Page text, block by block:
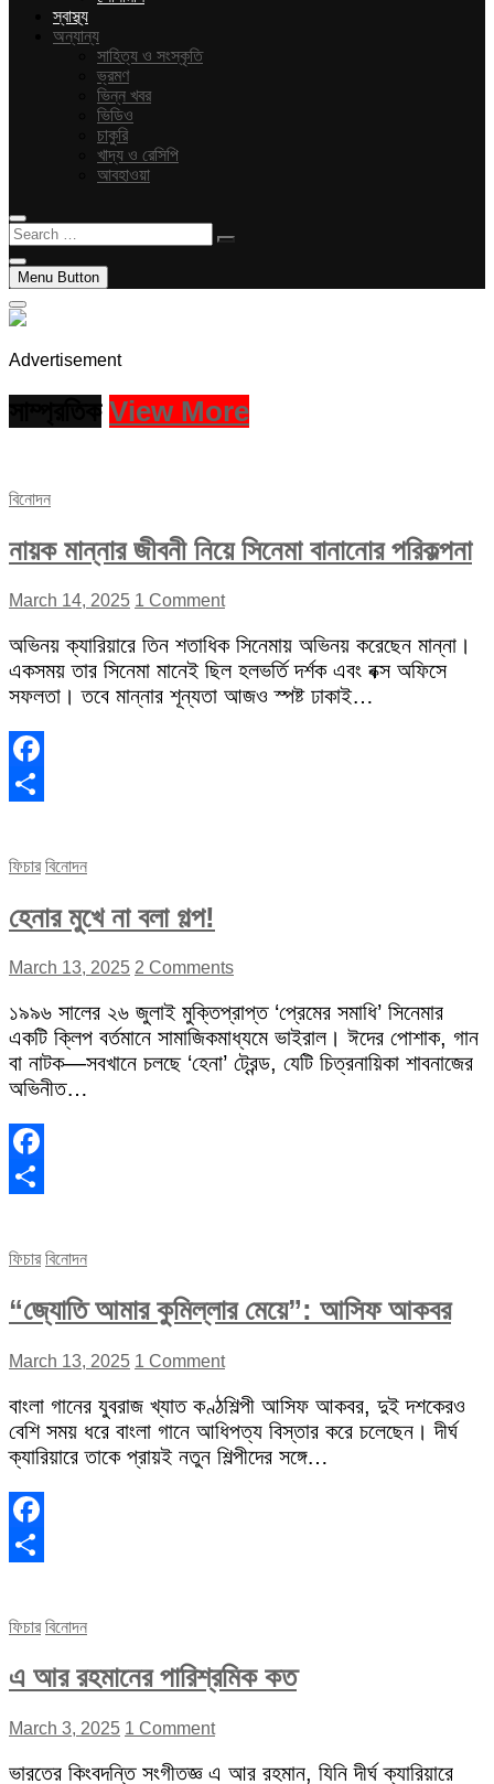
স্বাস্থ্য
অন্যান্য
সাহিত্য ও সংস্কৃতি
ভ্রমণ
ভিন্ন খবর
ভিডিও
চাকুরি
খাদ্য ও রেসিপি
আবহাওয়া
Search
…
Menu Button
Advertisement
View More
বিনোদন
নায়ক মান্নার জীবনী নিয়ে সিনেমা বানানোর পরিকল্পনা
March 14, 2025 1 Comment
অভিনয় ক্যারিয়ারে তিন শতাধিক সিনেমায় অভিনয় করেছেন মান্না।
একসময় তার সিনেমা মানেই ছিল হলভর্তি দর্শক এবং বক্স অফিসে
সফলতা। তবে মান্নার শূন্যতা আজও স্পষ্ট ঢাকাই…
Facebook
ফিচার বিনোদন
হেনার মুখে না বলা গল্প!
March 13, 2025 2 Comments
১৯৯৬ সালের ২৬ জুলাই মুক্তিপ্রাপ্ত ‘প্রেমের সমাধি’ সিনেমার
একটি ক্লিপ বর্তমানে সামাজিকমাধ্যমে ভাইরাল। ঈদের পোশাক, গান
বা নাটক—সবখানে চলছে ‘হেনা’ ট্রেন্ড, যেটি চিত্রনায়িকা শাবনাজের
অভিনীত…
Facebook
ফিচার বিনোদন
“জ্যোতি আমার কুমিল্লার মেয়ে”: আসিফ আকবর
March 13, 2025 1 Comment
বাংলা গানের যুবরাজ খ্যাত কণ্ঠশিল্পী আসিফ আকবর, দুই দশকেরও
বেশি সময় ধরে বাংলা গানে আধিপত্য বিস্তার করে চলেছেন। দীর্ঘ
ক্যারিয়ারে তাকে প্রায়ই নতুন শিল্পীদের সঙ্গে…
Facebook
ফিচার বিনোদন
এ আর রহমানের পারিশ্রমিক কত
March 3, 2025 1 Comment
ভারতের কিংবদন্তি সংগীতজ্ঞ এ আর রহমান, যিনি দীর্ঘ ক্যারিয়ারে